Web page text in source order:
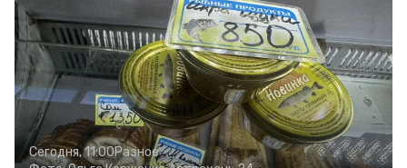
Сегодня, 11:00Разное